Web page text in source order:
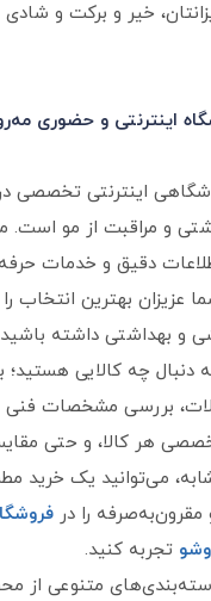
خیر و برکت و
اینترنتی و حضوری
اینترنتی تخصصی در
و مراقبت از مو است.
دقیق و خدمات
عزیزان بهترین انتخاب
و بهداشتی داشته
دنبال چه کالایی
بررسی مشخصات فنی
هر کالا، و حتی
می‌توانید یک خرید
را در
تجربه کنید.
متنوعی از